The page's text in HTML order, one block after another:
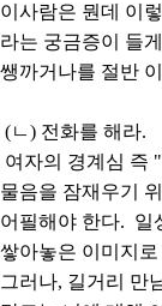
이사람은 뭔데 이
라는 궁금증이 들
쌩까거나를 절반
(ㄴ) 전화를 해라.
여자의 경계심 즉
물음을 잠재우기
어필해야 한다. 일
쌓아놓은 이미지
그러나, 길거리 만